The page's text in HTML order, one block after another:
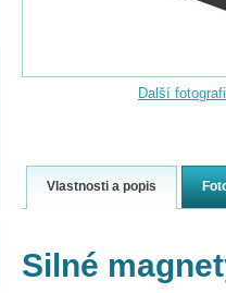
Další
Vlastnosti a popis
Silné